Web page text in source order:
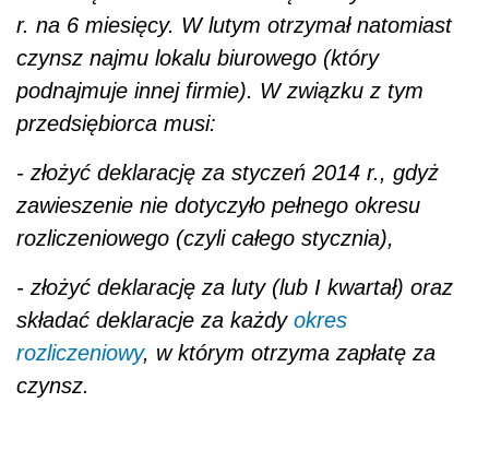
r. na 6 miesięcy. W lutym otrzymał natomiast
czynsz najmu lokalu biurowego (który
podnajmuje innej firmie). W związku z tym
przedsiębiorca musi:
- złożyć deklarację za styczeń 2014 r., gdyż
zawieszenie nie dotyczyło pełnego okresu
rozliczeniowego (czyli całego stycznia),
- złożyć deklarację za luty (lub I kwartał) oraz
składać deklaracje za każdy okres
rozliczeniowy, w którym otrzyma zapłatę za
czynsz.